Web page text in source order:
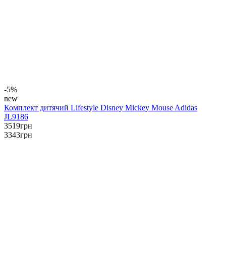
-5%
new
Комплект дитячий Lifestyle Disney Mickey Mouse Adidas
JL9186
3519грн
3343грн